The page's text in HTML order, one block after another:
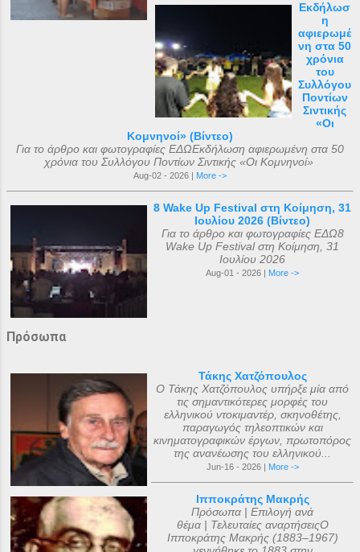
Εκδήλωσ
η
αφιερωμέ
νη στα 50
χρόνια
του
Συλλόγου
Ποντίων
Σιντικής
«Οι
Κομνηνοί» (Βίντεο)
Για το άρθρο και φωτογραφίες ΕΔΩΕκδήλωση αφιερωμένη στα 50
χρόνια του Συλλόγου Ποντίων Σιντικής «Οι Κομνηνοί»
Aug-02 - 2026 | More ->
8 Wake Up Festival στη Κοίμηση, 31
Ιουλίου 2026 (Βίντεο)
Για το άρθρο και φωτογραφίες ΕΔΩ8
Wake Up Festival στη Κοίμηση, 31
Ιουλίου 2026
Aug-01 - 2026 | More ->
Πρόσωπα
Τάκης Χατζόπουλος
Ο Τάκης Χατζόπουλος υπήρξε μία από
τις σημαντικότερες μορφές του
ελληνικού ντοκιμαντέρ, σκηνοθέτης,
παραγωγός τηλεοπτικών και
κινηματογραφικών έργων, πρωτοπόρος
της ανανέωσης του ελληνικού...
Jun-16 - 2026 | More ->
Ιπποκράτης Μακρής
Πρόσωπα | Επιλογή ανά
θέμα | Τελευταίες αναρτήσειςΟ
Ιπποκράτης Μακρής (1883–1967)